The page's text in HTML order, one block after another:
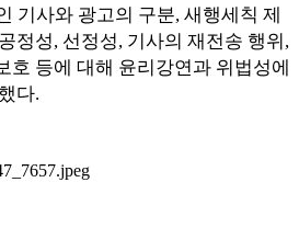
기사와 광고의 구분, 새행세칙 제
공정성, 선정성, 기사의 재전송 행위 ,
호 등에 대해 윤리강연과 위법성에
다.